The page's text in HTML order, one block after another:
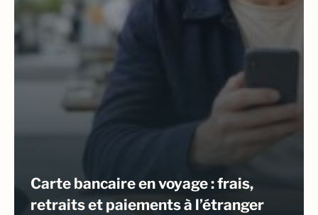
Carte bancaire en voyage : frais,
retraits et paiements à l’étranger